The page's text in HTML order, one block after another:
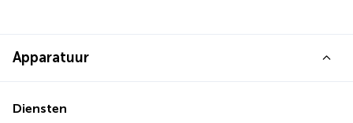
Apparatuur
Diensten